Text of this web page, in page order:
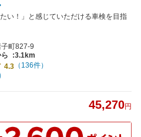
い！」と感じていただける車検を目指
町827-9
:3.1km
4.3 （136件）
45,270円